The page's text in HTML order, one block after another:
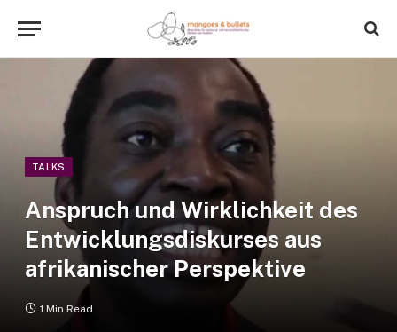
TALKS
Anspruch und Wirklichkeit des
Entwicklungsdiskurses aus
afrikanischer Perspektive
1 Min Read